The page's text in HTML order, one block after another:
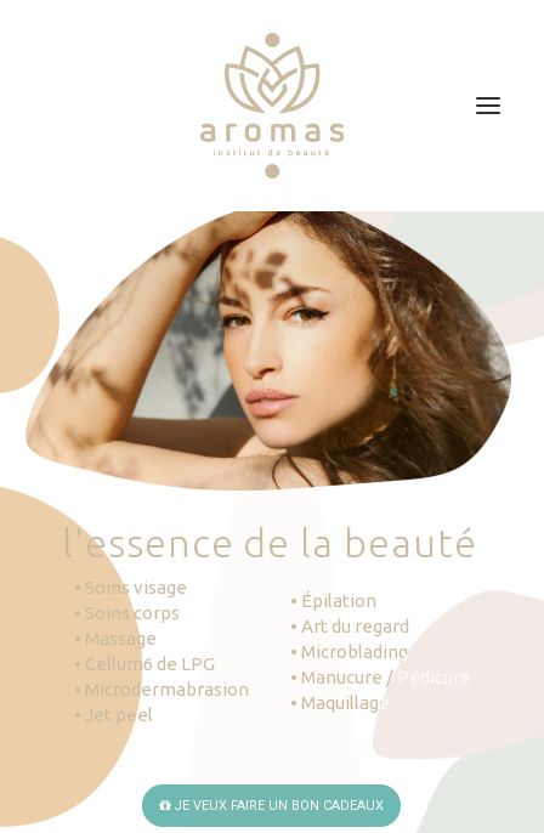
Soins
Je veux faire un bon cadeau
Plan d’accès
Prendre RDV
'essence de la beauté
• Soins visage
• Soins corps
• Massage
• Cellum6 de LPG
• Microdermabrasion
• Jet peel
• Épilation
• Art du regard
• Microblading
• Manucure / Pédicure
• Maquillage
JE VEUX FAIRE UN BON CADEAUX